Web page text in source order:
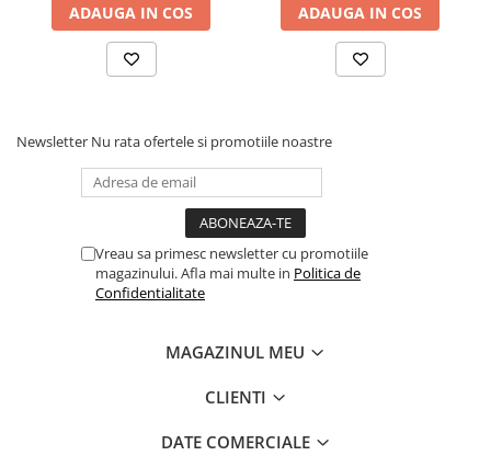
ADAUGA IN COS ADAUGA IN COS
Newsletter Nu rata ofertele si promotiile noastre
Vreau sa primesc newsletter cu promotiile
magazinului. Afla mai multe in Politica de
Confidentialitate
MAGAZINUL MEU
CLIENTI
DATE COMERCIALE